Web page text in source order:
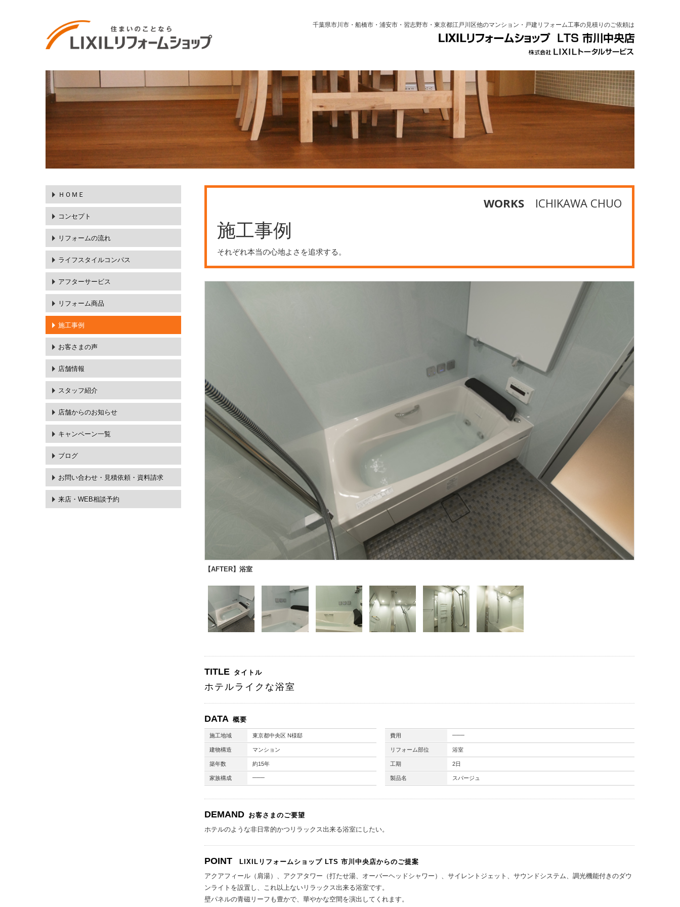
千葉県市川市・船橋市・浦安市・習志野市・東京都江戸川区他のマンション・戸建リフォーム工事の見積りのご依頼は
ＨＯＭＥ
コンセプト
リフォームの流れ
ライフスタイルコンパス
アフターサービス
リフォーム商品
施工事例
お客さまの声
店舗情報
スタッフ紹介
店舗からのお知らせ
キャンペーン一覧
ブログ
お問い合わせ・ 見積依頼・資料請求
来店・WEB相談予約
WORKS ICHIKAWA CHUO
施工事例
それぞれ本当の心地よさを追求する。
【AFTER】浴室
TITLE タイトル
ホテルライクな浴室
DATA 概要
施工地域 東京都中央区 N様邸
建物構造 マンション
築年数 約15年
家族構成 ───
費用 ───
リフォーム部位 浴室
工期 2日
製品名 スパージュ
DEMAND お客さまのご要望
ホテルのような非日常的かつリラックス出来る浴室にしたい。
POINT LIXILリフォームショップ LTS 市川中央店からのご提案
アクアフィール（肩湯）、アクアタワー（打たせ湯、オーバーヘッドシャワー）、サイレントジェット、サウンドシステム、調光機能付きのダウ
ンライトを設置し、これ以上ないリラックス出来る浴室です。
壁パネルの青磁リーフも豊かで、華やかな空間を演出してくれます。